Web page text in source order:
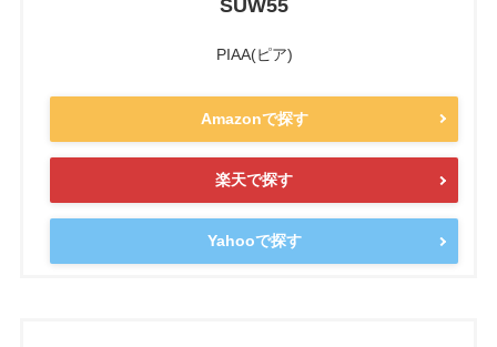
SUW55
PIAA(ピア)
Amazonで探す
楽天で探す
Yahooで探す